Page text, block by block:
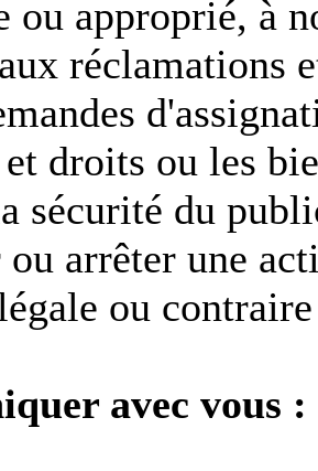
ou approprié, à
réclamations
droits ou les
sécurité du
ou arrêter une
ou
avec vous :